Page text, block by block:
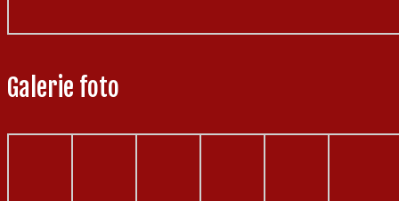
Galerie foto